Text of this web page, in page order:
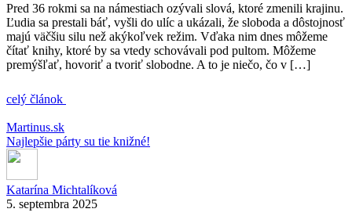
Pred 36 rokmi sa na námestiach ozývali slová, ktoré zmenili krajinu.
Ľudia sa prestali báť, vyšli do ulíc a ukázali, že sloboda a dôstojnosť
majú väčšiu silu než akýkoľvek režim. Vďaka nim dnes môžeme
čítať knihy, ktoré by sa vtedy schovávali pod pultom. Môžeme
premýšľať, hovoriť a tvoriť slobodne. A to je niečo, čo v […]
celý článok
Martinus.sk
Najlepšie párty su tie knižné!
Katarína Michtalíková
5. septembra 2025